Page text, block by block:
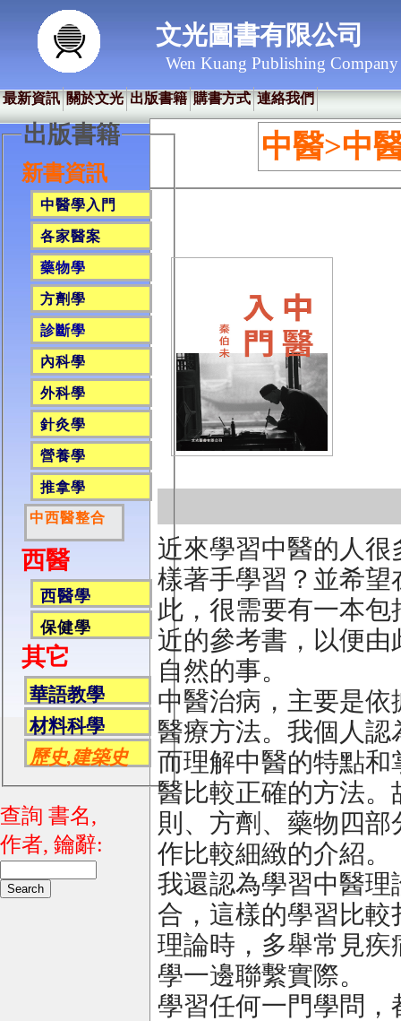
文光圖書有限公司
Wen Kuang Publishing Company
最新資訊 關於文光 出版書籍 購書方式 連絡我們
出版書籍
新書資訊
中醫學入門
各家醫案
藥物學
方劑學
診斷學
內科學
外科學
針灸學
營養學
推拿學
中西醫整合
西醫
西醫學
保健學
其它
華語教學
材料科學
歷史,建築史
查詢 書名,
作者, 鑰辭:
中醫>中
近來學習中醫的人
樣著手學習？並希
此，很需要有一本
近的參考書，以便
自然的事。
中醫治病，主要是
醫療方法。我個人
而理解中醫的特點
醫比較正確的方法
則、方劑、藥物四
作比較細緻的介紹。
我還認為學習中醫
合，這樣的學習比
理論時，多舉常見
學一邊聯繫實際。
學習任何一門學問